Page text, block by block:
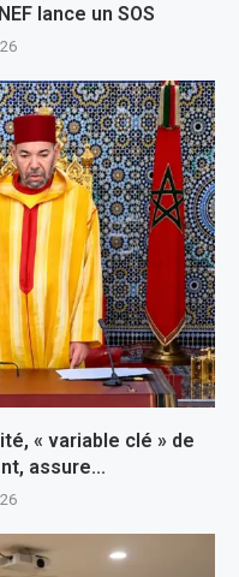
lance un SOS
« variable clé » de
assure...